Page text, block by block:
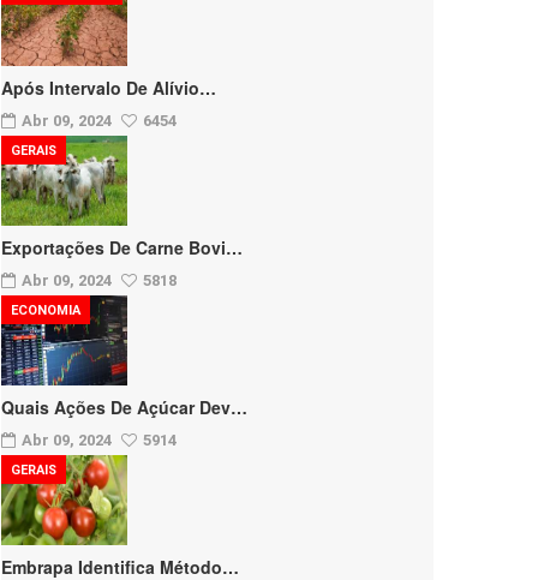
Após Intervalo De Alívio…
Abr 09, 2024 6454
Exportações De Carne Bovi…
Abr 09, 2024 5818
GERAIS
Quais Ações De Açúcar Dev…
Abr 09, 2024 5914
ECONOMIA
Embrapa Identifica Método…
GERAIS